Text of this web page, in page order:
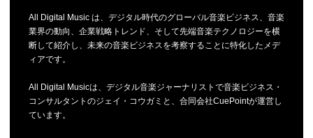
All Digital Music は、デジタル時代のグローバル音楽ビジネス、音楽
業界の動向、企業戦略トレンド、そして先端音楽テクノロジーを横
断して紹介し、未来の音楽ビジネスを考察することに特化したメデ
ィアです。
All Digital Musicは、デジタル音楽ジャーナリストで音楽ビジネス・
コンサルタントのジェイ・コウガミと、合同会社CuePointが運営し
ています。